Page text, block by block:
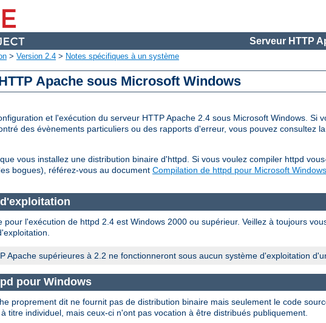
Serveur HTTP
> Version 2.4 > Notes spécifiques à un système
Apache sous Microsoft Windows
et l'exécution du serveur HTTP Apache 2.4 sous Microsoft Windows. Si
des évènements particuliers ou des rapports d'erreur, vous pouvez consultez la
vous installez une distribution binaire d'httpd. Si vous voulez compiler httpd
bogues), référez-vous au document Compilation de httpd pour Microsoft Windows
pour l'exécution de httpd 2.4 est Windows 2000 ou supérieur. Veillez à toujours
Apache supérieures à 2.2 ne fonctionneront sous aucun système d'exploitation
pour Windows
proprement dit ne fournit pas de distribution binaire mais seulement le code
titre individuel, mais ceux-ci n'ont pas vocation à être distribués publiquement.